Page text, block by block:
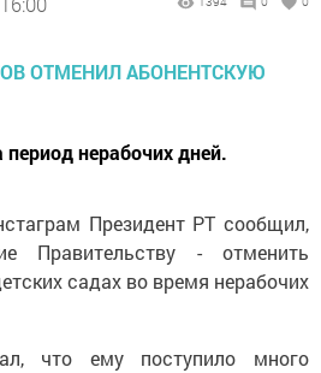
нерабочих дней.
Президент РТ сообщил,
Правительству - отменить
садах во время нерабочих
что ему поступило много